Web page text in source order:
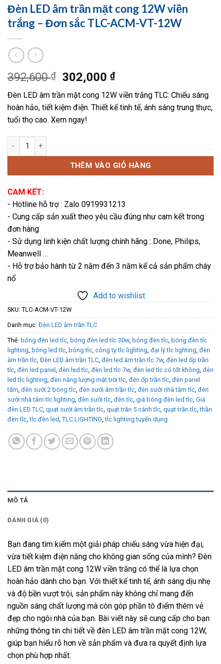
Đèn LED âm trần mặt cong 12W viền
trắng – Đơn sắc TLC-ACM-VT-12W
392,600₫
Giá
gốc
là:
392,600 ₫.
302,000₫Giá
hiện
tại
là:
Đèn LED âm trần mặt cong 12W viền trắng TLC: Chiếu sáng
hoàn hảo, tiết kiệm điện. Thiết kế tinh tế, ánh sáng trung thực,
tuổi thọ cao. Xem ngay!
Đèn LED âm trần mặt cong 12W viền trắng – Đơn sắc TLC-
THÊM VÀO GIỎ HÀNG
CAM KẾT:
- Hotline hỗ trợ : Zalo 0919931213
- Cung cấp sản xuất theo yêu cầu đúng như cam kết trong
đơn hàng
- Sử dụng linh kiện chất lượng chính hãng : Done, Philips,
Meanwell …
- Hỗ trợ bảo hành từ 2 năm đến 3 năm kể cả sản phẩm cháy
nổ
Add to wishlist
SKU: TLC-ACM-VT-12W
Danh mục: Đèn LED âm trần TLC
Thẻ: bóng đèn led tlc bóng đèn led tlc 30w, bóng đèn tlc bóng đèn tlc
lighting bóng led tlc bóng tlc công ty tlc lighting đại lý tlc lighting đèn
âm trần tlc Đèn LED âm trần TLC đèn led âm trần tlc 7w, đèn led ốp trần
tlc đèn led panel đèn led tlc đèn led tlc 7w, đèn led tlc có tốt không đèn
led tlc lighting đèn năng lượng mặt trời tlc đèn ốp trần tlc đèn panel
tấm đèn sưởi 2 bóng tlc đèn sưởi âm trần tlc đèn sưởi nhà tắm tlc đèn
sưởi nhà tắm tlc lighting đèn sưởi tlc đèn tlc giá bóng đèn led tlc Giá
đèn LED TLC quạt sưởi âm trần tlc quạt trần 5 cánh tlc quạt trần tlc ,thần
đèn tlc ,tlc đèn led TLC LIGHTING ,tlc lighting tuyển dụng
MÔ TẢ
ĐÁNH GIÁ (0)
Bạn đang tìm kiếm một giải pháp chiếu sáng vừa hiện đại,
vừa tiết kiệm điện năng cho không gian sống của mình? Đèn
LED âm trần mặt cong 12W viền trắng có thể là lựa chọn
hoàn hảo dành cho bạn. Với thiết kế tinh tế, ánh sáng dịu nhẹ
và độ bền vượt trội, sản phẩm này không chỉ mang đến
nguồn sáng chất lượng mà còn góp phần tô điểm thêm vẻ
đẹp cho ngôi nhà của bạn. Bài viết này sẽ cung cấp cho bạn
những thông tin chi tiết về đèn LED âm trần mặt cong 12W,
giúp bạn hiểu rõ hơn về sản phẩm và đưa ra quyết định lựa
chọn phù hợp nhất.